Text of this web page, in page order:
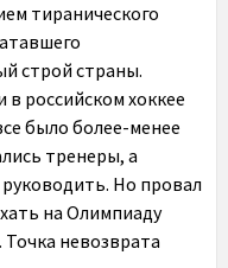
тиранического
строй страны.
российском хоккее
было более-менее
тренеры, а
Но провал
на Олимпиаду
невозврата